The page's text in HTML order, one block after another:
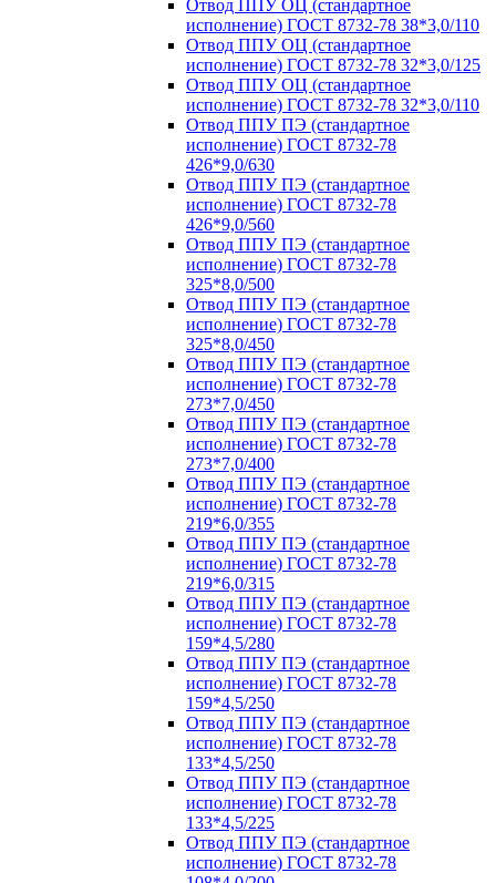
Отвод ППУ ОЦ (стандартное
исполнение) ГОСТ 8732-78 38*3,0/110
Отвод ППУ ОЦ (стандартное
исполнение) ГОСТ 8732-78 32*3,0/125
Отвод ППУ ОЦ (стандартное
исполнение) ГОСТ 8732-78 32*3,0/110
Отвод ППУ ПЭ (стандартное
исполнение) ГОСТ 8732-78
426*9,0/630
Отвод ППУ ПЭ (стандартное
исполнение) ГОСТ 8732-78
426*9,0/560
Отвод ППУ ПЭ (стандартное
исполнение) ГОСТ 8732-78
325*8,0/500
Отвод ППУ ПЭ (стандартное
исполнение) ГОСТ 8732-78
325*8,0/450
Отвод ППУ ПЭ (стандартное
исполнение) ГОСТ 8732-78
273*7,0/450
Отвод ППУ ПЭ (стандартное
исполнение) ГОСТ 8732-78
273*7,0/400
Отвод ППУ ПЭ (стандартное
исполнение) ГОСТ 8732-78
219*6,0/355
Отвод ППУ ПЭ (стандартное
исполнение) ГОСТ 8732-78
219*6,0/315
Отвод ППУ ПЭ (стандартное
исполнение) ГОСТ 8732-78
159*4,5/280
Отвод ППУ ПЭ (стандартное
исполнение) ГОСТ 8732-78
159*4,5/250
Отвод ППУ ПЭ (стандартное
исполнение) ГОСТ 8732-78
133*4,5/250
Отвод ППУ ПЭ (стандартное
исполнение) ГОСТ 8732-78
133*4,5/225
Отвод ППУ ПЭ (стандартное
исполнение) ГОСТ 8732-78